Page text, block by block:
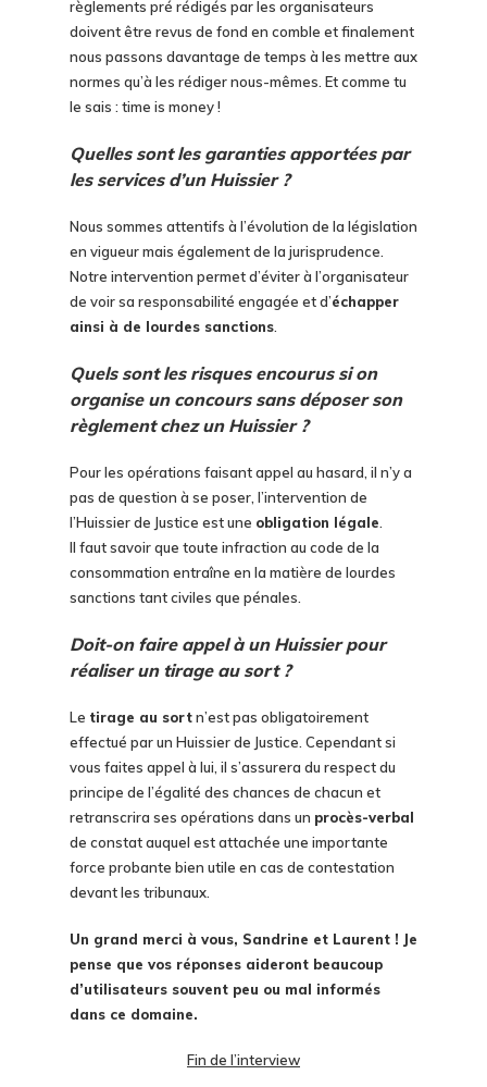
règlements pré rédigés par les organisateurs
doivent être revus de fond en comble et finalement
nous passons davantage de temps à les mettre aux
normes qu’à les rédiger nous-mêmes. Et comme tu
le sais : time is money !
Quelles sont les garanties apportées par
les services d’un Huissier ?
Nous sommes attentifs à l’évolution de la législation
en vigueur mais également de la jurisprudence.
Notre intervention permet d’éviter à l’organisateur
de voir sa responsabilité engagée et d’échapper
ainsi à de lourdes sanctions
Quels sont les risques encourus si on
organise un concours sans déposer son
règlement chez un Huissier ?
Pour les opérations faisant appel au hasard, il n’y a
pas de question à se poser, l’intervention de
l’Huissier de Justice est une obligation légale
Il faut savoir que toute infraction au code de la
consommation entraîne en la matière de lourdes
sanctions tant civiles que pénales.
Doit-on faire appel à un Huissier pour
réaliser un tirage au sort ?
Le tirage au sortn’est pas obligatoirement
effectué par un Huissier de Justice. Cependant si
vous faites appel à lui, il s’assurera du respect du
principe de l’égalité des chances de chacun et
retranscrira ses opérations dans un procès-verbal
de constat auquel est attachée une importante
force probante bien utile en cas de contestation
devant les tribunaux.
Un grand merci à vous, Sandrine et Laurent ! Je
pense que vos réponses aideront beaucoup
d’utilisateurs souvent peu ou mal informés
dans ce domaine.
Fin de l’interview